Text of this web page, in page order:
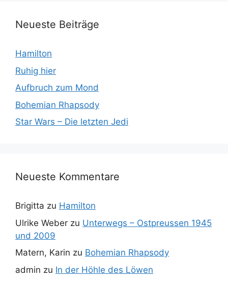
Neueste Beiträge
Hamilton
Ruhig hier
Aufbruch zum Mond
Bohemian Rhapsody
Star Wars – Die letzten Jedi
Neueste Kommentare
Brigitta zu Hamilton
Ulrike Weber zu Unterwegs – Ostpreussen 1945
und 2009
Matern, Karin zu Bohemian Rhapsody
admin zu In der Höhle des Löwen